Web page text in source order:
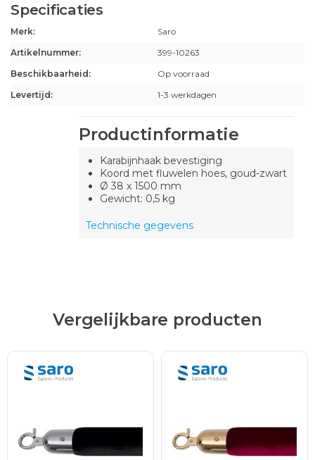
Specificaties
Merk:
Saro
Artikelnummer:
399-10263
Beschikbaarheid:
Op voorraad
Levertijd:
1-3 werkdagen
Productinformatie
Karabijnhaak bevestiging
Koord met fluwelen hoes, goud-zwart
Ø 38 x 1500 mm
Gewicht: 0,5 kg
Technische gegevens
Vergelijkbare producten